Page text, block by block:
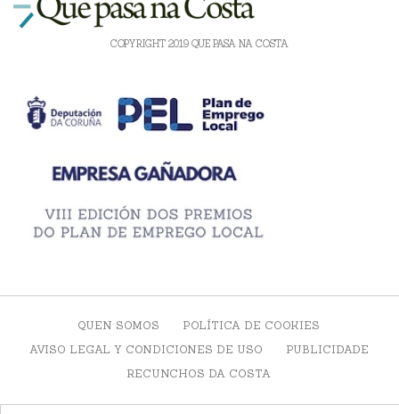
COPYRIGHT 2019 QUE PASA NA COSTA
QUEN SOMOS
POLÍTICA DE COOKIES
AVISO LEGAL Y CONDICIONES DE USO
PUBLICIDADE
RECUNCHOS DA COSTA